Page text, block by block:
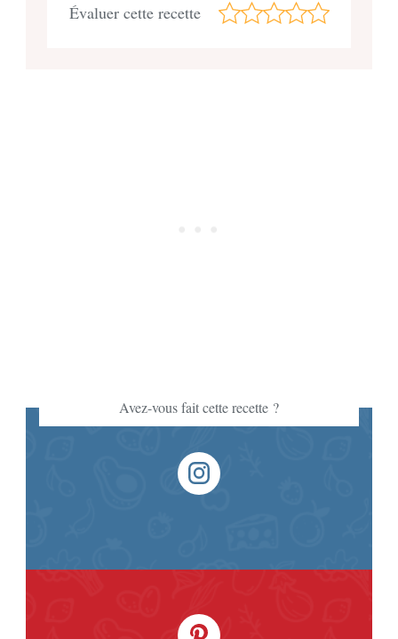
Évaluer cette recette
Avez-vous fait cette recette ?